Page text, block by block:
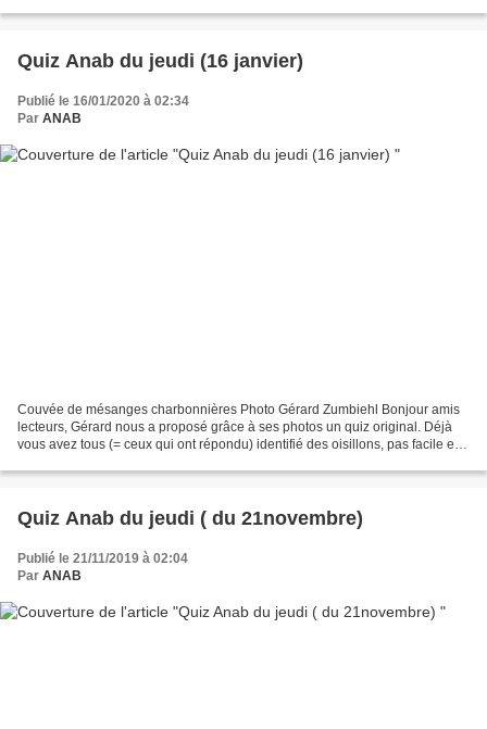
Quiz Anab du jeudi (16 janvier)
Publié le 16/01/2020 à 02:34
Par ANAB
Couvée de mésanges charbonnières Photo Gérard Zumbiehl Bonjour amis
lecteurs, Gérard nous a proposé grâce à ses photos un quiz original. Déjà
vous avez tous (= ceux qui ont répondu) identifié des oisillons, pas facile et
Quiz Anab du jeudi ( du 21novembre)
Publié le 21/11/2019 à 02:04
Par ANAB